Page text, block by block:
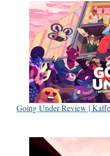
Going Under Review |